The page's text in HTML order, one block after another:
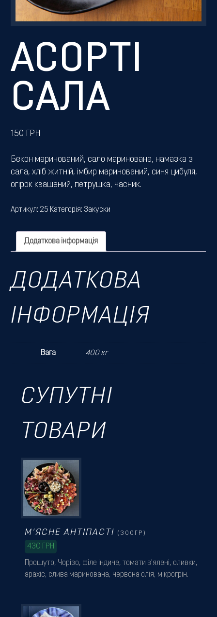
АСОРТІ
САЛА
150 ГРН
Бекон маринований, сало мариноване, намазка з
сала, хліб житній, імбир маринований, синя цибуля,
огірок квашений, петрушка, часник.
Артикул: 25 Категорія: Закуски
Додаткова інформація
ДОДАТКОВА
ІНФОРМАЦІЯ
Вага 400 кг
СУПУТНІ
ТОВАРИ
Прошуто, Чорізо, філе індиче, томати в'ялені, оливки,
арахіс, слива маринована, червона олія, мікрогрін.
М’ЯСНЕ АНТІПАСТІ (300ГР)
430 ГРН